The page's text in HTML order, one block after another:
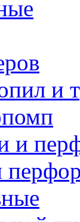
и
и